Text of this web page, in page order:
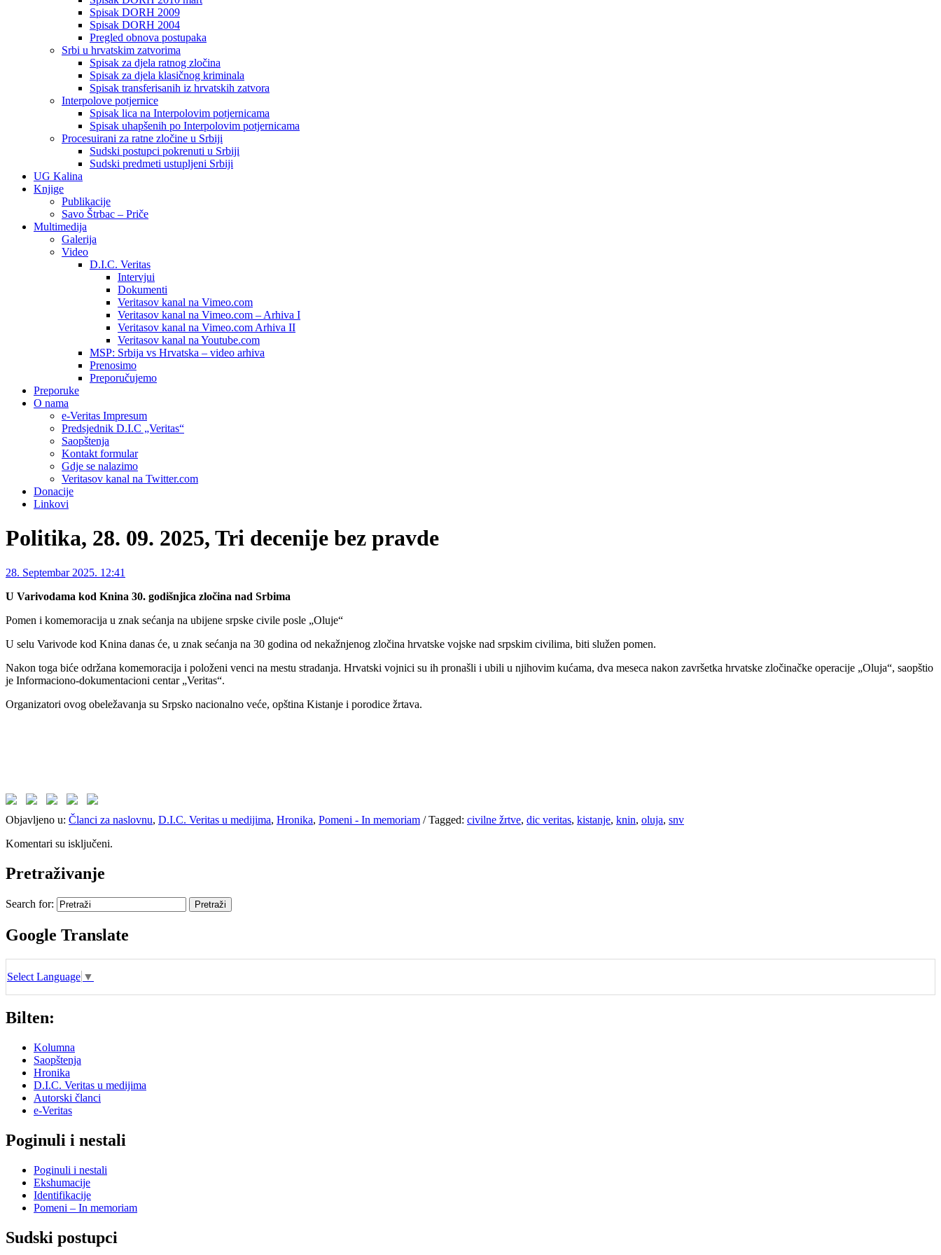
Spisak DORH 2009
Spisak DORH 2004
Pregled obnova postupaka
Srbi u hrvatskim zatvorima
Spisak za djela ratnog zločina
Spisak za djela klasičnog kriminala
Spisak transferisanih iz hrvatskih zatvora
Interpolove potjernice
Spisak lica na Interpolovim potjernicama
Spisak uhapšenih po Interpolovim potjernicama
Procesuirani za ratne zločine u Srbiji
Sudski postupci pokrenuti u Srbiji
Sudski predmeti ustupljeni Srbiji
UG Kalina
Knjige
Publikacije
Savo Štrbac – Priče
Multimedija
Galerija
Video
D.I.C. Veritas
Intervjui
Dokumenti
Veritasov kanal na Vimeo.com
Veritasov kanal na Vimeo.com – Arhiva I
Veritasov kanal na Vimeo.com Arhiva II
Veritasov kanal na Youtube.com
MSP: Srbija vs Hrvatska – video arhiva
Prenosimo
Preporučujemo
Preporuke
O nama
e-Veritas Impresum
Predsjednik D.I.C „Veritas“
Saopštenja
Kontakt formular
Gdje se nalazimo
Veritasov kanal na Twitter.com
Donacije
Linkovi
Politika, 28. 09. 2025, Tri decenije bez pravde
28. Septembar 2025. 12:41
U Varivodama kod Knina 30. godišnjica zločina nad Srbima
Pomen i komemoracija u znak sećanja na ubijene srpske civile posle „Oluje“
U selu Varivode kod Knina danas će, u znak sećanja na 30 godina od nekažnjenog zločina hrvatske vojske nad srpskim civilima, biti služen pomen.
Nakon toga biće održana komemoracija i položeni venci na mestu stradanja. Hrvatski vojnici su ih pronašli i ubili u njihovim kućama, dva meseca nakon završetka hrvatske zločinačke operacije „Oluja“, saopštio
je Informaciono-dokumentacioni centar „Veritas“.
Organizatori ovog obeležavanja su Srpsko nacionalno veće, opština Kistanje i porodice žrtava.
Objavljeno u: Članci za naslovnu, D.I.C. Veritas u medijima, Hronika, Pomeni - In memoriam /Tagged: civilne žrtve, dic veritas, kistanje, knin, oluja, snv
Komentari su isključeni.
Pretraživanje
Search for:
Google Translate
Select Language ▼
Bilten:
Kolumna
Saopštenja
Hronika
D.I.C. Veritas u medijima
Autorski članci
e-Veritas
Poginuli i nestali
Poginuli i nestali
Ekshumacije
Identifikacije
Pomeni – In memoriam
Sudski postupci